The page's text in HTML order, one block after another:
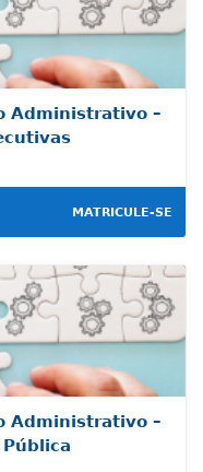
Administrativo –
MATRICULE-SE
Administrativo –